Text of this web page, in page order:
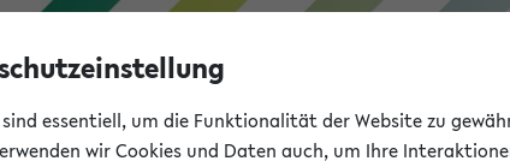
essentiell, um die Funktionalität der Website zu
wir Cookies und Daten auch, um Ihre